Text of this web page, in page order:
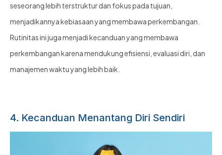
seseorang lebih terstruktur dan fokus pada tujuan,
menjadikannya kebiasaan yang membawa perkembangan.
Rutinitas ini juga menjadi kecanduan yang membawa
perkembangan karena mendukung efisiensi, evaluasi diri, dan
manajemen waktu yang lebih baik.
4. Kecanduan Menantang Diri Sendiri